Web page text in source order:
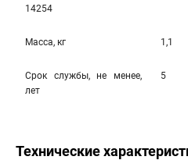
14254
Масса, кг 1,1
Срок службы, не менее,
лет
5
Технические